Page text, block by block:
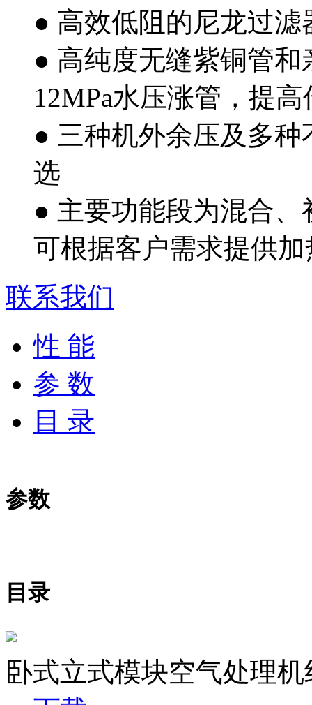
● 高效低阻的尼龙过
● 高纯度无缝紫铜管
12MPa水压涨管，提
● 三种机外余压及多
选
● 主要功能段为混合
可根据客户需求提供
联系我们
性 能
参 数
目 录
参数
目录
卧式立式模块空气处理机